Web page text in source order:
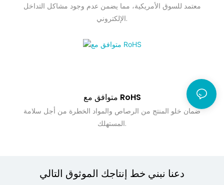
معتمد للسوق الأمريكية، مما يضمن عدم وجود مشاكل التداخل
الإلكتروني.
متوافق مع RoHS
ضمان خلو المنتج من الرصاص والمواد الخطرة من أجل سلامة
المستهلك.
دعنا نبني خط إنتاجك الموثوق التالي